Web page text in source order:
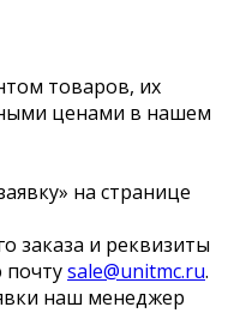
товаров, их
ценами в нашем
на странице
заказа и реквизиты
почтуsale@unitmc.ru.
наш менеджер